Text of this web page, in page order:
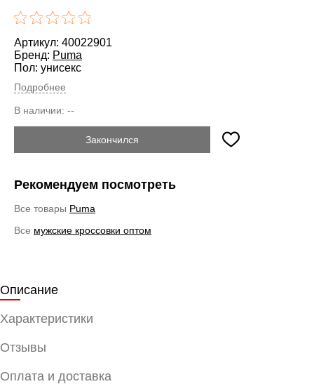
Артикул: 40022901
Бренд: Puma
Пол: унисекс
Подробнее
В наличии: --
Закончился
Рекомендуем посмотреть
Все товары Puma
Все мужские кроссовки оптом
Описание
Характеристики
Отзывы
Оплата и доставка